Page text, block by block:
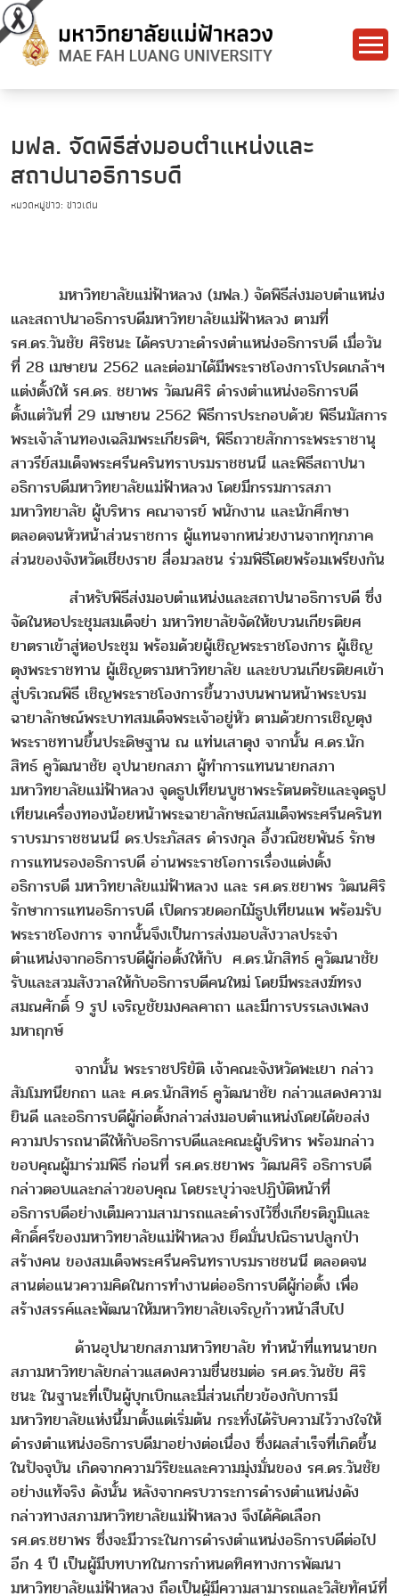
มฟล. จัดพิธีส่งมอบตำแหน่งและ
สถาปนาอธิการบดี
หมวดหมู่ข่าว: ข่าวเด่น
มหาวิทยาลัยแม่ฟ้าหลวง (มฟล.) จัดพิธีส่งมอบตำแหน่ง
และสถาปนาอธิการบดีมหาวิทยาลัยแม่ฟ้าหลวง ตามที่
รศ.ดร.วันชัย ศิริชนะ ได้ครบวาะดำรงตำแหน่งอธิการบดี เมื่อวัน
ที่ 28 เมษายน 2562 และต่อมาได้มีพระราชโองการโปรดเกล้าฯ
แต่งตั้งให้ รศ.ดร. ชยาพร วัฒนศิริ ดำรงตำแหน่งอธิการบดี
ตั้งแต่วันที่ 29 เมษายน 2562 พิธีการประกอบด้วย พิธีนมัสการ
พระเจ้าล้านทองเฉลิมพระเกียรติฯ, พิธีถวายสักการะพระราชานุ
สาวรีย์สมเด็จพระศรีนครินทราบรมราชชนนี และพิธีสถาปนา
อธิการบดีมหาวิทยาลัยแม่ฟ้าหลวง โดยมีกรรมการสภา
มหาวิทยาลัย ผู้บริหาร คณาจารย์ พนักงาน และนักศึกษา
ตลอดจนหัวหน้าส่วนราชการ ผู้แทนจากหน่วยงานจากทุกภาค
ส่วนของจังหวัดเชียงราย สื่อมวลชน ร่วมพิธีโดยพร้อมเพรียงกัน
สำหรับพิธีส่งมอบตำแหน่งและสถาปนาอธิการบดี ซึ่ง
จัดในหอประชุมสมเด็จย่า มหาวิทยาลัยจัดให้ขบวนเกียรติยศ
ยาตราเข้าสู่หอประชุม พร้อมด้วยผู้เชิญพระราชโองการ ผู้เชิญ
ตุงพระราชทาน ผู้เชิญตรามหาวิทยาลัย และขบวนเกียรติยศเข้า
สู่บริเวณพิธี เชิญพระราชโองการขึ้นวางบนพานหน้าพระบรม
ฉายาลักษณ์พระบาทสมเด็จพระเจ้าอยู่หัว ตามด้วยการเชิญตุง
พระราชทานขึ้นประดิษฐาน ณ แท่นเสาตุง จากนั้น ศ.ดร.นัก
สิทธ์ คูวัฒนาชัย อุปนายกสภา ผู้ทำการแทนนายกสภา
มหาวิทยาลัยแม่ฟ้าหลวง จุดธูปเทียนบูชาพระรัตนตรัยและจุดธูป
เทียนเครื่องทองน้อยหน้าพระฉายาลักษณ์สมเด็จพระศรีนครินท
ราบรมาราชชนนนี ดร.ประภัสสร ดำรงกุล อึ้งวณิชยพันธ์ รักษ
การแทนรองอธิการบดี อ่านพระราชโอการเรื่องแต่งตั้ง
อธิการบดี มหาวิทยาลัยแม่ฟ้าหลวง และ รศ.ดร.ชยาพร วัฒนศิริ
รักษาการแทนอธิการบดี เปิดกรวยดอกไม้ธูปเทียนแพ พร้อมรับ
พระราชโองการ จากนั้นจึงเป็นการส่งมอบสังวาลประจำ
ตำแหน่งจากอธิการบดีผู้ก่อตั้งให้กับ ศ.ดร.นักสิทธ์ คูวัฒนาชัย
รับและสวมสังวาลให้กับอธิการบดีคนใหม่ โดยมีพระสงฆ์ทรง
สมณศักดิ์ 9 รูป เจริญชัยมงคลคาถา และมีการบรรเลงเพลง
มหาฤกษ์
จากนั้น พระราชปริยัติ เจ้าคณะจังหวัดพะเยา กล่าว
สัมโมทนียกถา และ ศ.ดร.นักสิทธ์ คูวัฒนาชัย กล่าวแสดงความ
ยินดี และอธิการบดีผู้ก่อตั้งกล่าวส่งมอบตำแหน่งโดยได้ขอส่ง
ความปรารถนาดีให้กับอธิการบดีและคณะผู้บริหาร พร้อมกล่าว
ขอบคุณผู้มาร่วมพิธี ก่อนที่ รศ.ดร.ชยาพร วัฒนศิริ อธิการบดี
กล่าวตอบและกล่าวขอบคุณ โดยระบุว่าจะปฏิบัติหน้าที่
อธิการบดีอย่างเต็มความสามารถและดำรงไว้ซึ่งเกียรติภูมิและ
ศักดิ์ศรีของมหาวิทยาลัยแม่ฟ้าหลวง ยึดมั่นปณิธานปลูกป่า
สร้างคน ของสมเด็จพระศรีนครินทราบรมราชชนนี ตลอดจน
สานต่อแนวความคิดในการทำงานต่ออธิการบดีผู้ก่อตั้ง เพื่อ
สร้างสรรค์และพัฒนาให้มหาวิทยาลัยเจริญก้าวหน้าสืบไป
ด้านอุปนายกสภามหาวิทยาลัย ทำหน้าที่แทนนายก
สภามหาวิทยาลัยกล่าวแสดงความชื่นชมต่อ รศ.ดร.วันชัย ศิริ
ชนะ ในฐานะที่เป็นผู้บุกเบิกและมี่ส่วนเกี่ยวข้องกับการมี
มหาวิทยาลัยแห่งนี้มาตั้งแต่เริ่มต้น กระทั่งได้รับความไว้วางใจให้
ดำรงตำแหน่งอธิการบดีมาอย่างต่อเนื่อง ซึ่งผลสำเร็จที่เกิดขึ้น
ในปัจจุบัน เกิดจากความวิริยะและความมุ่งมั่นของ รศ.ดร.วันชัย
อย่างแท้จริง ดังนั้น หลังจากครบวาระการดำรงตำแหน่งดัง
กล่าวทางสภามหาวิทยาลัยแม่ฟ้าหลวง จึงได้คัดเลือก
รศ.ดร.ชยาพร ซึ่งจะมีวาระในการดำรงตำแหน่งอธิการบดีต่อไป
อีก 4 ปี เป็นผู้มีบทบาทในการกำหนดทิศทางการพัฒนา
มหาวิทยาลัยแม่ฟ้าหลวง ถือเป็นผู้มีความสามารถและวิสัยทัศน์ที่